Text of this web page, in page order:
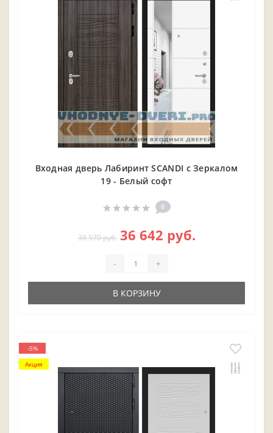
Входная дверь Лабиринт SCANDI с Зеркалом
19 - Белый софт
0
38 570 руб. 36 642 руб.
- +
В КОРЗИНУ
-5%
Акция